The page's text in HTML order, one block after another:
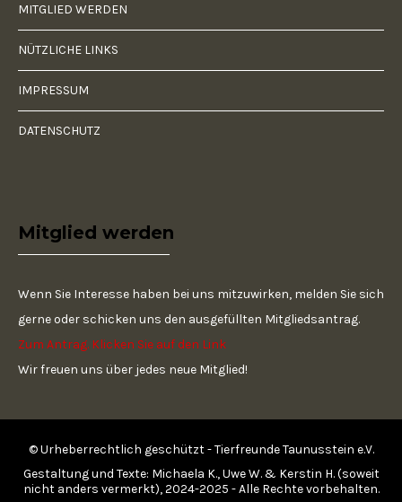
MITGLIED WERDEN
NÜTZLICHE LINKS
IMPRESSUM
DATENSCHUTZ
Mitglied werden
Wenn Sie Interesse haben bei uns mitzuwirken, melden Sie sich
gerne oder schicken uns den ausgefüllten Mitgliedsantrag.
Zum Antrag. Klicken Sie auf den Link
Wir freuen uns über jedes neue Mitglied!
© Urheberrechtlich geschützt - Tierfreunde Taunusstein e.V.
Gestaltung und Texte: Michaela K., Uwe W. & Kerstin H. (soweit
nicht anders vermerkt), 2024-2025 - Alle Rechte vorbehalten.